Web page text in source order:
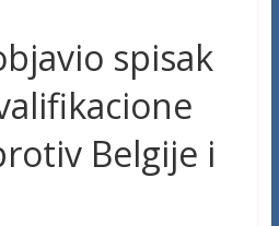
spisak
Belgije i